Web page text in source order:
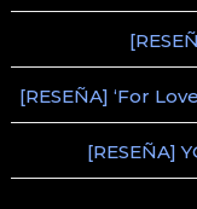
[RESEÑA] ‘For
[RESEÑA]